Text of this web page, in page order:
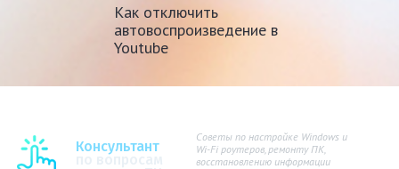
Как отключить
автовоспроизведение в
Youtube
Консультант
по вопросам
Советы по настройке Windows и
Wi-Fi роутеров, ремонту ПК,
восстановлению информации